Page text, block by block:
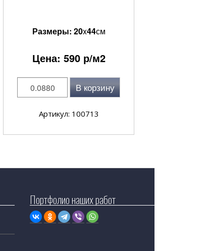
Размеры: 20x44см
Цена: 590р/м2
В корзину
Артикул: 100713
Портфолио наших работ